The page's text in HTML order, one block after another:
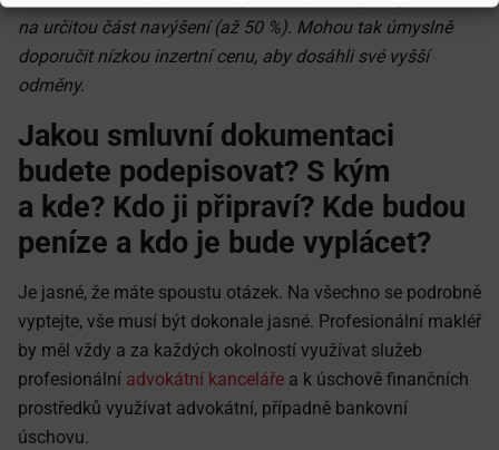
na určitou část navýšení (až 50 %). Mohou tak úmyslně
doporučit nízkou inzertní cenu, aby dosáhli své vyšší
odměny.
Jakou smluvní dokumentaci
budete podepisovat? S kým
a kde? Kdo ji připraví? Kde budou
peníze a kdo je bude vyplácet?
Je jasné, že máte spoustu otázek. Na všechno se podrobně
vyptejte, vše musí být dokonale jasné. Profesionální makléř
by měl vždy a za každých okolností využívat služeb
profesionální advokátní kanceláře a k úschově finančních
prostředků využívat advokátní, případně bankovní
úschovu.